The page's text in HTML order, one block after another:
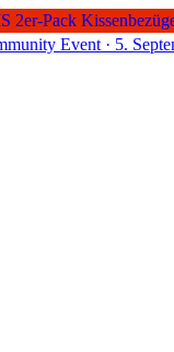
2er-Pack
Event · 5.